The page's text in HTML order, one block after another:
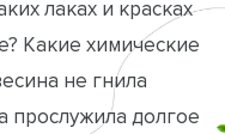
лаках и красках
Какие химические
не гнила
прослужила долгое